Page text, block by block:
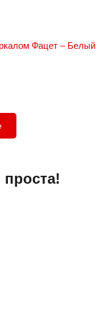
Фацет – Белый